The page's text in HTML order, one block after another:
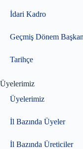
İdari Kadro
Geçmiş Dönem
Tarihçe
Üyelerimiz
Üyelerimiz
İl Bazında Üyeler
İl Bazında Üreticiler